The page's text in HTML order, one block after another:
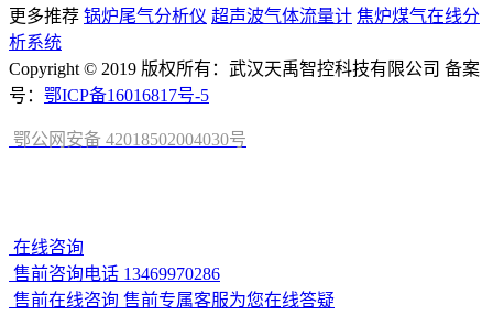
更多推荐 锅炉尾气分析仪 超声波气体流量计 焦炉煤气在线分
析系统
Copyright © 2019 版权所有：武汉天禹智控科技有限公司 备案
号： 鄂ICP备16016817号-5
鄂公网安备 42018502004030号
在线咨询
售前咨询电话 13469970286
售前在线咨询 售前专属客服为您在线答疑